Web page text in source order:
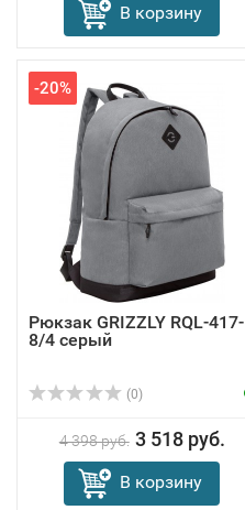
В корзину
-20%
Рюкзак GRIZZLY RQL-417-
8/4 серый
(0)
4 398 руб. 3 518 руб.
В корзину